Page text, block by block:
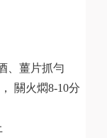
、薑片抓勻
關火燜8-10分